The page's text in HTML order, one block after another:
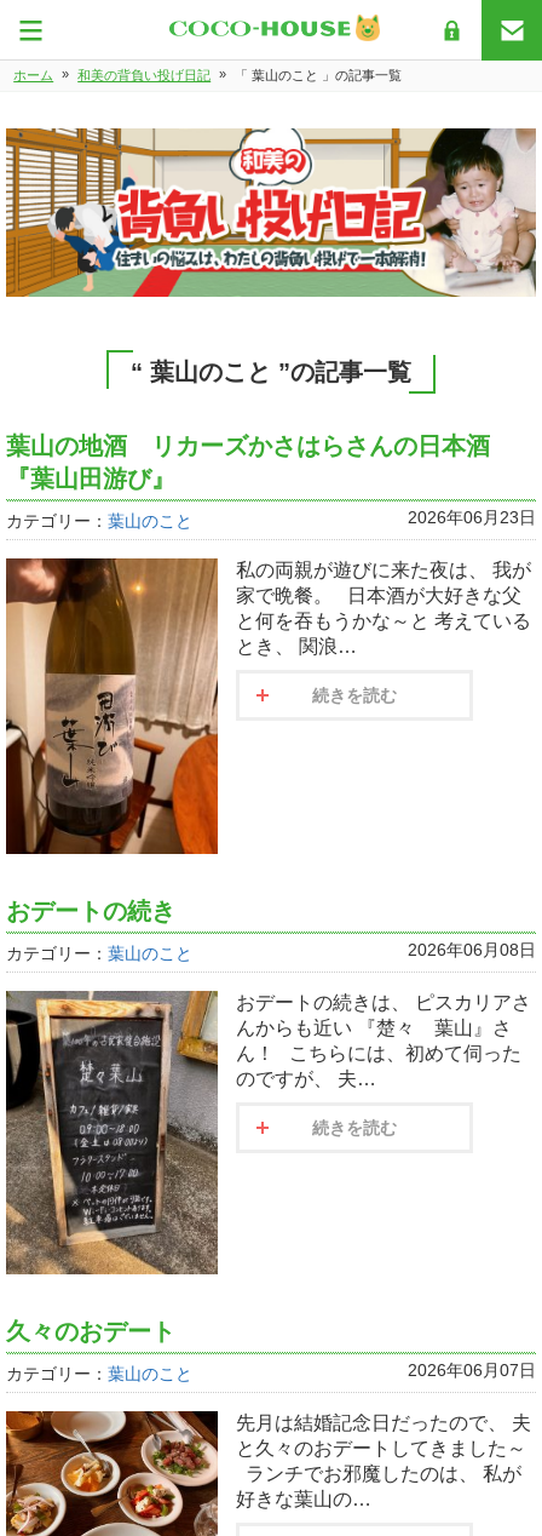
ホーム » 和美の背負い投げ日記 » 「 葉山のこと 」の記事一覧
“ 葉山のこと ”の記事一覧
葉山の地酒 リカーズかさはらさんの日本酒
『葉山田游び』
カテゴリー： 葉山のこと 2026年06月23日
私の両親が遊びに来た夜は、 我が
家で晩餐。 日本酒が大好きな父
と何を吞もうかな～と 考えている
とき、 関浪…
続きを読む
おデートの続き
カテゴリー： 葉山のこと 2026年06月08日
おデートの続きは、 ピスカリアさ
んからも近い 『楚々 葉山』さ
ん！ こちらには、初めて伺った
のですが、 夫…
続きを読む
久々のおデート
カテゴリー： 葉山のこと 2026年06月07日
先月は結婚記念日だったので、 夫
と久々のおデートしてきました～
ランチでお邪魔したのは、 私が
好きな葉山の…